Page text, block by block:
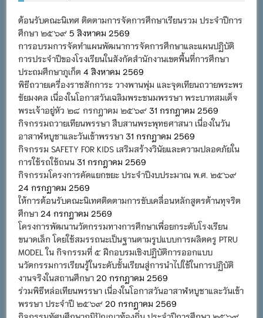
ต้อนรับคณะนิเทศ ติดตามการจัดการศึกษาเรียนรวม ประจำปีการ
ศึกษา ๒๕๖๙ 5 สิงหาคม 2569
การอบรมการจัดทำแผนพัฒนาการจัดการศึกษาและแผนปฏิบัติ
การประจำปีของโรงเรียนในสังกัดสำนักงานเขตพื้นที่การศึกษา
ประถมศึกษาภูเก็ต 4 สิงหาคม 2569
พิธีถวายเครื่องราชสักการะ วางพานพุ่ม และจุดเทียนถวายพระพร
ชัยมงคล เนื่องในโอกาสวันเฉลิมพระชนมพรรษา พระบาทสมเด็จ
พระเจ้าอยู่หัว ๒๘ กรกฎาคม ๒๕๖๙ 31 กรกฎาคม 2569
กิจกรรมถวายเทียนพรรษา สืบสานพระพุทธศาสนา เนื่องในวัน
อาสาฬหบูชาและวันเข้าพรรษา 31 กรกฎาคม 2569
กิจกรรม SAFETY FOR KIDS เสริมสร้างวินัยและความปลอดภัยใน
การใช้รถใช้ถนน 31 กรกฎาคม 2569
กิจกรรมโครงการคัดแยกขยะ ประจำปีงบประมาณ พ.ศ. ๒๕๖๙
24 กรกฎาคม 2569
ให้การต้อนรับคณะนิเทศติดตามการขับเคลื่อนหลักสูตรต้านทุจริต
ศึกษา 24 กรกฎาคม 2569
โครงการพัฒนานวัตกรรมทางการศึกษาเพื่อยกระดับโรงเรียน
ขนาดเล็ก โดยใช้สมรรถนะเป็นฐานตามรูปแบบการผลิตครู PTRU
MODEL ใน กิจกรรมที่ ๕ ฝึกอบรมเชิงปฏิบัติการออกแบบ
นวัตกรรมการเรียนรู้ในระดับชั้นเรียนสู่การนำไปใช้ในการปฏิบัติ
งานจริงในสถานศึกษา 20 กรกฎาคม 2569
ร่วมพิธีหล่อเทียนพรรษา เนื่องในโอกาสวันอาสาฬหบูชาและวันเข้า
พรรษา ประจำปี ๒๕๖๙ 20 กรกฎาคม 2569